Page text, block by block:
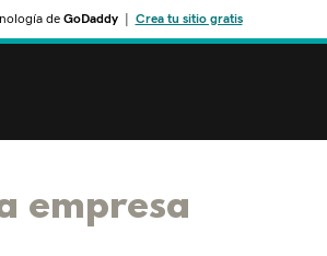
de GoDaddy| Crea tu sitio gratis
empresa